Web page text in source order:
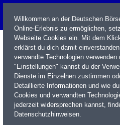
Name / WKN / ISIN / Kürzel
Willkommen an der Deutschen
Online-Erlebnis zu ermöglichen,
Webseite Cookies ein. Mit dem
erklärst du dich damit
verwandte Technologien
"Einstellungen" kannst du der
Dienste im Einzelnen zustimmen
Detaillierte Informationen und wie
Cookies und verwandten
jederzeit widersprechen kannst,
Datenschutzhinweisen.